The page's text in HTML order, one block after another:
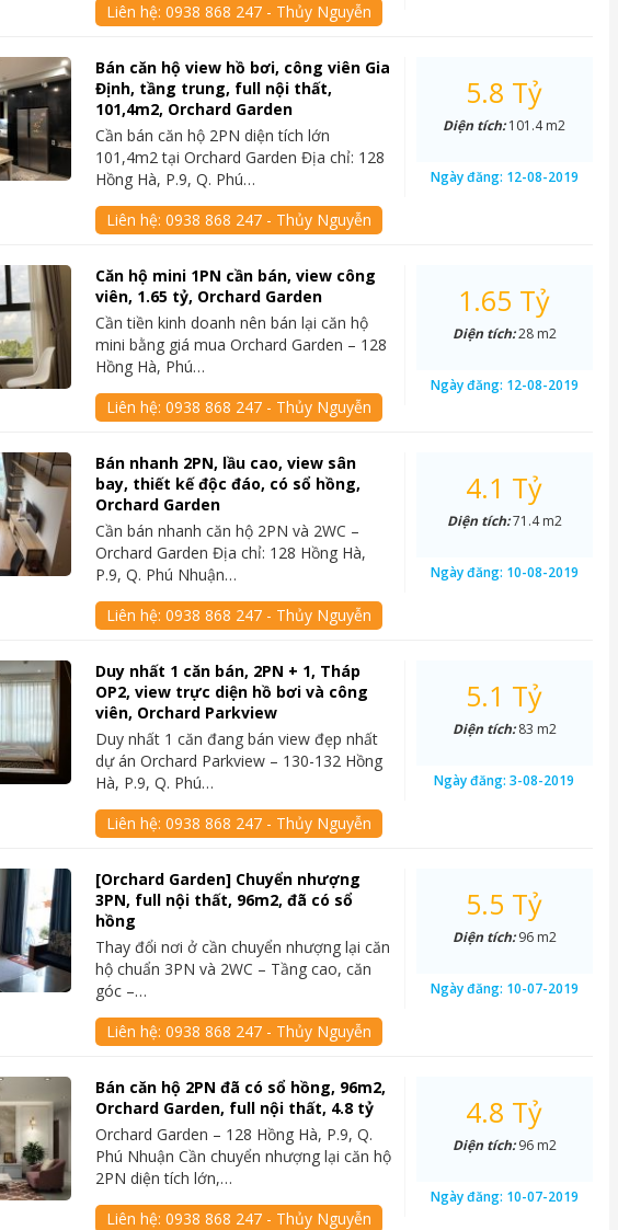
Liên hệ:0938 868 247 - Thủy Nguyễn
Bán căn hộ view hồ bơi, công viên Gia
Định, tầng trung, full nội thất,
101,4m2, Orchard Garden
Cần bán căn hộ 2PN diện tích lớn
101,4m2 tại Orchard Garden Địa chỉ: 128
Hồng Hà, P.9, Q. Phú…
Liên hệ:0938 868 247 - Thủy Nguyễn
5.8 Tỷ
Diện tích:101.4 m2
Ngày đăng: 12-08-2019
Căn hộ mini 1PN cần bán, view công
viên, 1.65 tỷ, Orchard Garden
Cần tiền kinh doanh nên bán lại căn hộ
mini bằng giá mua Orchard Garden – 128
Hồng Hà, Phú…
Liên hệ:0938 868 247 - Thủy Nguyễn
1.65 Tỷ
Diện tích:28 m2
Ngày đăng: 12-08-2019
Bán nhanh 2PN, lầu cao, view sân
bay, thiết kế độc đáo, có sổ hồng,
Orchard Garden
Cần bán nhanh căn hộ 2PN và 2WC –
Orchard Garden Địa chỉ: 128 Hồng Hà,
P.9, Q. Phú Nhuận…
Liên hệ:0938 868 247 - Thủy Nguyễn
4.1 Tỷ
Diện tích:71.4 m2
Ngày đăng: 10-08-2019
Duy nhất 1 căn bán, 2PN + 1, Tháp
OP2, view trực diện hồ bơi và công
viên, Orchard Parkview
Duy nhất 1 căn đang bán view đẹp nhất
dự án Orchard Parkview – 130-132 Hồng
Hà, P.9, Q. Phú…
Liên hệ:0938 868 247 - Thủy Nguyễn
5.1 Tỷ
Diện tích:83 m2
Ngày đăng:3-08-2019
[Orchard Garden] Chuyển nhượng
3PN, full nội thất, 96m2, đã có sổ
hồng
Thay đổi nơi ở cần chuyển nhượng lại căn
hộ chuẩn 3PN và 2WC – Tầng cao, căn
góc –…
Liên hệ:0938 868 247 - Thủy Nguyễn
5.5 Tỷ
Diện tích:96 m2
Ngày đăng: 10-07-2019
Bán căn hộ 2PN đã có sổ hồng, 96m2,
Orchard Garden, full nội thất, 4.8 tỷ
Orchard Garden – 128 Hồng Hà, P.9, Q.
Phú Nhuận Cần chuyển nhượng lại căn hộ
2PN diện tích lớn,…
Liên hệ:0938 868 247 - Thủy Nguyễn
4.8 Tỷ
Diện tích:96 m2
Ngày đăng: 10-07-2019